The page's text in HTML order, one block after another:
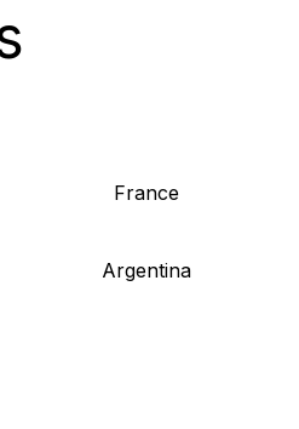
France
Argentina